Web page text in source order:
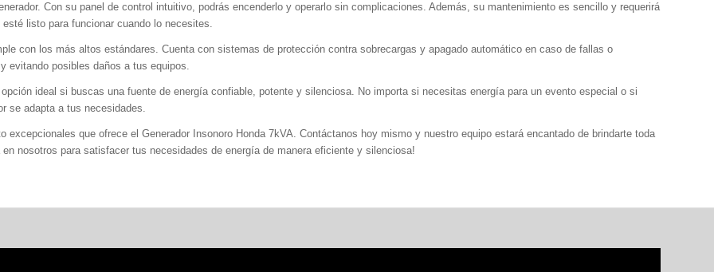
Con su panel de control intuitivo, podrás encenderlo y operarlo sin complicaciones. Además, su mantenimiento es sencillo y requerirá
listo para funcionar cuando lo necesites.
con los más altos estándares. Cuenta con sistemas de protección contra sobrecargas y apagado automático en caso de fallas o
evitando posibles daños a tus equipos.
ideal si buscas una fuente de energía confiable, potente y silenciosa. No importa si necesitas energía para un evento especial o si
se adapta a tus necesidades.
excepcionales que ofrece el Generador Insonoro Honda 7kVA. Contáctanos hoy mismo y nuestro equipo estará encantado de brindarte toda
nosotros para satisfacer tus necesidades de energía de manera eficiente y silenciosa!